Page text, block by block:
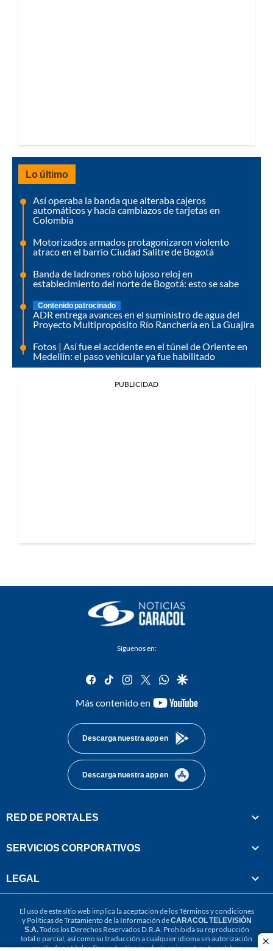
Lo último
Así operaba la banda que alteraba cajeros
automáticos y hacía cambiazos de tarjetas en
Colombia
Motorizados armados protagonizaron violento
atraco en el barrio Ciudad Salitre de Bogotá
Banda de ladrones robó lujoso reloj en
establecimiento del norte de Bogotá: esto se sabe
Contenido patrocinado
ADR entrega avances en el suministro de agua del
Proyecto Multipropósito Río Ranchería en La Guajira
Fotos | Así fue el accidente en el túnel de Oriente en
Medellín: el paso vehicular ya fue habilitado
PUBLICIDAD
Síguenos en:
facebook
tiktok instagram
twitterwhatsapp
google
Más contenido en
youtube-
Descarga nuestra app en
Descarga nuestra app en
RED DE PORTALES
SERVICIOS CORPORATIVOS
LEGAL
El uso de este sitio web implica la aceptación de losTérminos y condiciones
y Políticas de Tratamiento de la Información deCARACOL TELEVISIÓN
S.A.Todos los Derechos Reservados D.R.A. Prohibida su reproducción
total o parcial, así como su traducción a cualquier idioma sin autorización
escrita de su titular. Reproduction in whole or in part, or translation